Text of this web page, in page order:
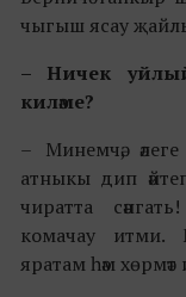
чыгыш ясау
– Ничек
киләме?
– Минемчә,
атныкы дип
чиратта
комачау
яратам һәм хөрмәт